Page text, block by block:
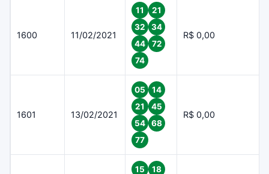
1600 11/02/2021
11
21
32
34
44
72
74
R$ 0,00
1601 13/02/2021
05
14
21
45
54
68
77
R$ 0,00
15 18